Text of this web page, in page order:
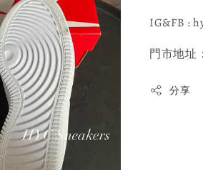
IG&FB :
門市地址
分享